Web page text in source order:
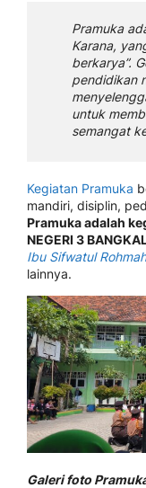
Pramuka
Karana,
berkarya”.
pendidikan
untuk
semangat
Kegiatan Pramuka
mandiri, disiplin,
Pramuka adalah
NEGERI 3
Ibu Sifwatul
lainnya.
Galeri foto